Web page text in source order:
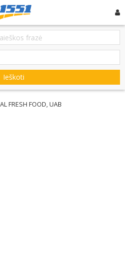
Ieškoti
FRESH FOOD, UAB